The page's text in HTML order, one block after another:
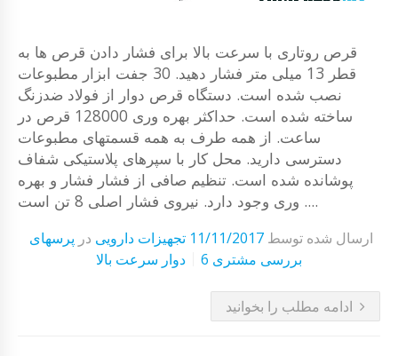
قرص روتاری با سرعت بالا برای فشار دادن قرص ها به
قطر 13 میلی متر فشار دهید. 30 جفت ابزار مطبوعات
نصب شده است. دستگاه قرص دوار از فولاد ضدزنگ
ساخته شده است. حداکثر بهره وری 128000 قرص در
ساعت. از همه طرف به همه قسمتهای مطبوعات
دسترسی دارید. محل کار با سپرهای پلاستیکی شفاف
پوشانده شده است. تنظیم صافی از فشار فشار و بهره
وری وجود دارد. نیروی فشار اصلی 8 تن است ....
ارسال شده توسط11/11/2017 تجهیزات دارویی در پرسهای
دوار سرعت بالا
6 بررسی مشتری
ادامه مطلب را بخوانید